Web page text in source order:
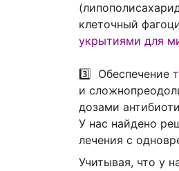
клеточный
укрытиями для
3️⃣ Обеспечение
и
дозами
У нас найдено
лечения с
Учитывая, что у